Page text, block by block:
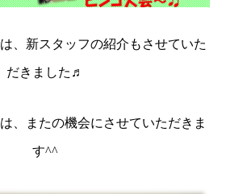
、新スタッフの紹介もさせていた
だきました♬
、またの機会にさせていただきま
す^^